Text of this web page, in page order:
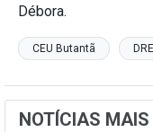
Débora.
CEU Butantã
NOTÍCIAS MAIS